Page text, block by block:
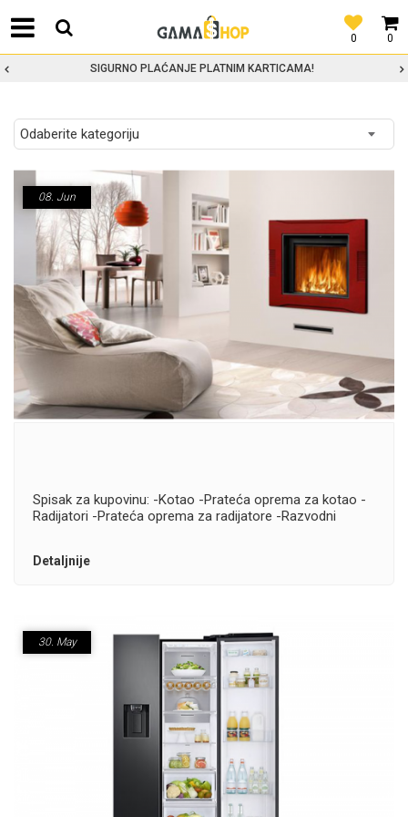
0
0
SIGURNO PLAĆANJE PLATNIM KARTICAMA!
08. Jun
Spisak za kupovinu: -Kotao -Prateća oprema za kotao -
Radijatori -Prateća oprema za radijatore -Razvodni
Detaljnije
30. May